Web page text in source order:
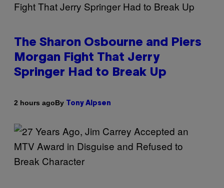
The Sharon Osbourne and Piers
Morgan Fight That Jerry
Springer Had to Break Up
2 hours agoBy Tony Alpsen